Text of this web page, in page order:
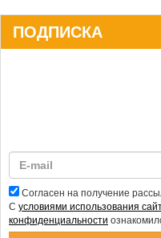
ПОДПИСКА
Согласен на получение
С условиями использования
конфиденциальности